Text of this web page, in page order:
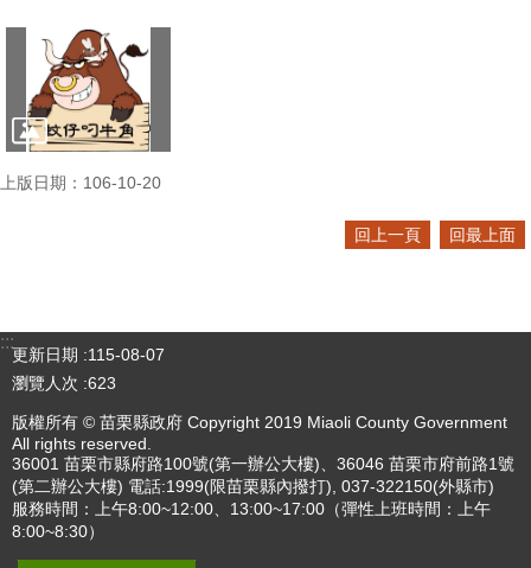
上版日期：106-10-20
回上一頁 回最上面
:::
更新日期
115-08-07
瀏覽人次 623
版權所有 © 苗栗縣政府 Copyright 2019 Miaoli County Government
All rights reserved.
36001 苗栗市縣府路100號(第一辦公大樓)、36046 苗栗市府前路1號
(第二辦公大樓) 電話:1999(限苗栗縣內撥打), 037-322150(外縣市)
服務時間：上午8:00~12:00、13:00~17:00（彈性上班時間：上午
8:00~8:30）